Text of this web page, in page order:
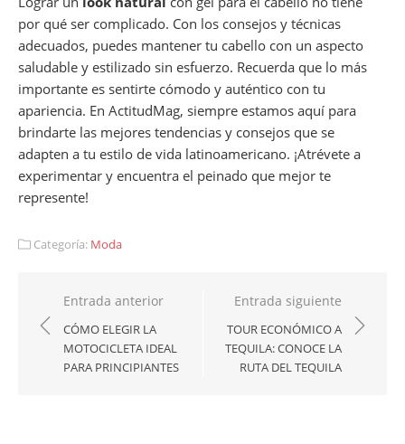
por qué ser complicado. Con los consejos y técnicas
adecuados, puedes mantener tu cabello con un aspecto
saludable y estilizado sin esfuerzo. Recuerda que lo más
importante es sentirte cómodo y auténtico con tu
apariencia. En ActitudMag, siempre estamos aquí para
brindarte las mejores tendencias y consejos que se
adapten a tu estilo de vida latinoamericano. ¡Atrévete a
experimentar y encuentra el peinado que mejor te
represente!
Categoría: Moda
Navegación
de
entradas
Entrada anterior
CÓMO ELEGIR LA
MOTOCICLETA IDEAL
PARA PRINCIPIANTES
Entrada siguiente
TOUR ECONÓMICO A
TEQUILA: CONOCE LA
RUTA DEL TEQUILA